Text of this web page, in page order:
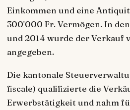
Einkommen und eine
300'000 Fr. Vermögen. In
und 2014 wurde der Verkauf
angegeben.
Die kantonale
fiscale) qualifizierte die
Erwerbstätigkeit und nahm